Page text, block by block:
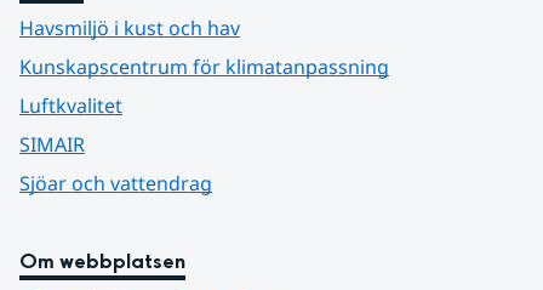
Havsmiljö i kust och hav
Kunskapscentrum för klimatanpassning
Luftkvalitet
SIMAIR
Sjöar och vattendrag
Om webbplatsen